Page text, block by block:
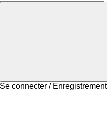
Se connecter / Enregistrement